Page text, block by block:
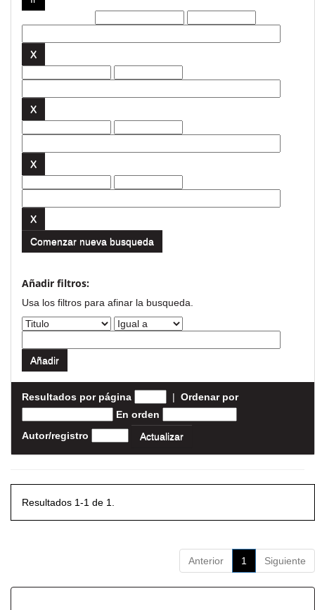
Comenzar nueva busqueda
Añadir filtros:
Usa los filtros para afinar la busqueda.
Resultados por página | Ordenar por
En orden
Autor/registro
Resultados 1-1 de 1.
Anterior 1 Siguiente